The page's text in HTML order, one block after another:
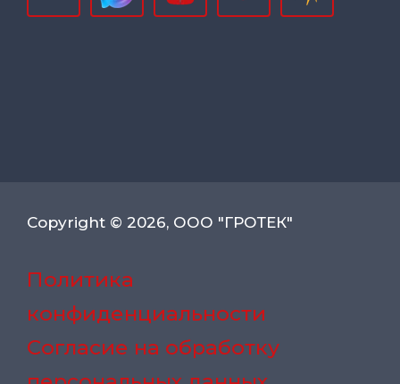
Copyright © 2026, ООО "ГРОТЕК"
Политика
конфиденциальности
Согласие на обработку